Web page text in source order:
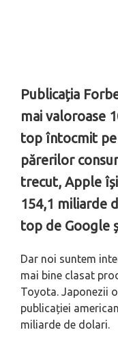
Publicația
mai valoroase
top întocmit
părerilor
trecut, Apple
154,1 miliarde
top de Google
Dar noi suntem
mai bine clasat
Toyota. Japonezii
publicației
miliarde de dolari.